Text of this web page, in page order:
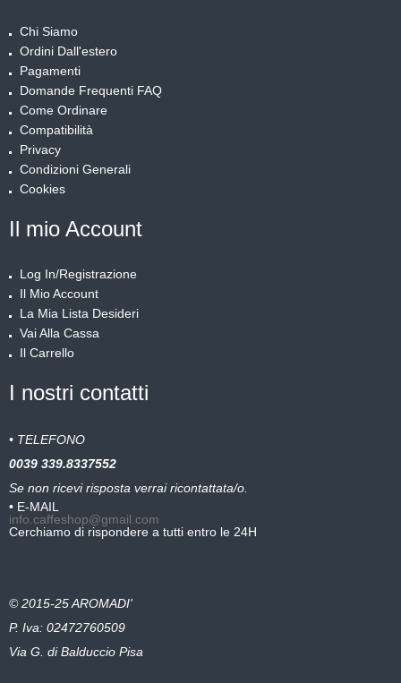
Chi Siamo
Ordini Dall'estero
Pagamenti
Domande Frequenti FAQ
Come Ordinare
Compatibilità
Privacy
Condizioni Generali
Cookies
Il mio Account
Log In/Registrazione
Il Mio Account
La Mia Lista Desideri
Vai Alla Cassa
Il Carrello
I nostri contatti
• TELEFONO
0039 339.8337552
Se non ricevi risposta verrai ricontattata/o.
• E-MAIL
info.caffeshop@gmail.com
Cerchiamo di rispondere a tutti entro le 24H
© 2015-25 AROMADI'
P. Iva: 02472760509
Via G. di Balduccio Pisa